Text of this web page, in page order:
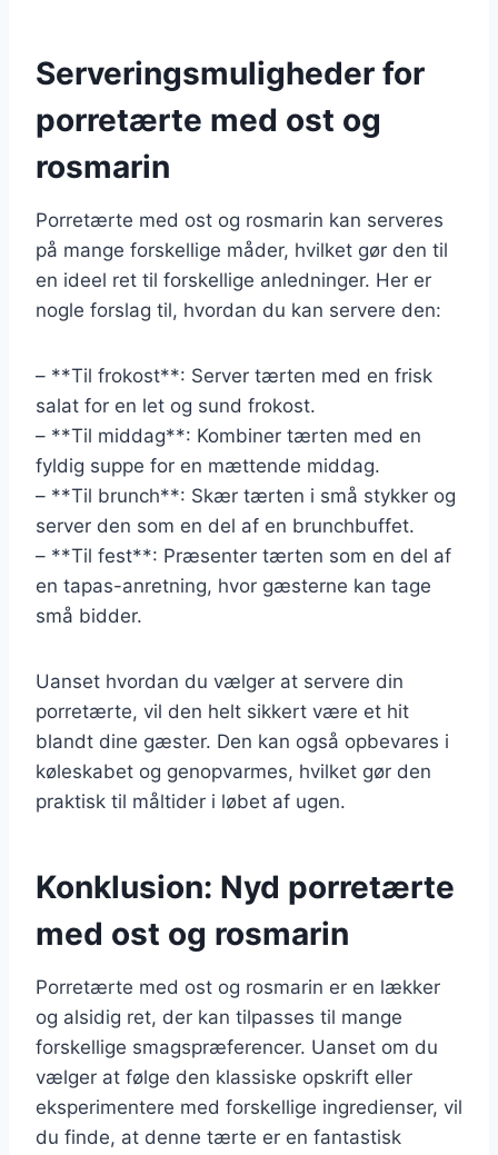
Serveringsmuligheder for
porretærte med ost og
rosmarin
Porretærte med ost og rosmarin kan serveres
på mange forskellige måder, hvilket gør den til
en ideel ret til forskellige anledninger. Her er
nogle forslag til, hvordan du kan servere den:
– **Til frokost**: Server tærten med en frisk
salat for en let og sund frokost.
– **Til middag**: Kombiner tærten med en
fyldig suppe for en mættende middag.
– **Til brunch**: Skær tærten i små stykker og
server den som en del af en brunchbuffet.
– **Til fest**: Præsenter tærten som en del af
en tapas-anretning, hvor gæsterne kan tage
små bidder.
Uanset hvordan du vælger at servere din
porretærte, vil den helt sikkert være et hit
blandt dine gæster. Den kan også opbevares i
køleskabet og genopvarmes, hvilket gør den
praktisk til måltider i løbet af ugen.
Konklusion: Nyd porretærte
med ost og rosmarin
Porretærte med ost og rosmarin er en lækker
og alsidig ret, der kan tilpasses til mange
forskellige smagspræferencer. Uanset om du
vælger at følge den klassiske opskrift eller
eksperimentere med forskellige ingredienser, vil
du finde, at denne tærte er en fantastisk